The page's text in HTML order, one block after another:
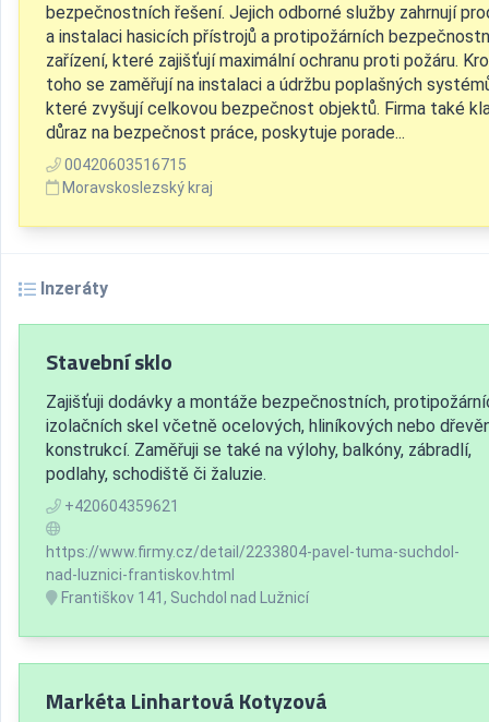
bezpečnostních řešení. Jejich odborné služby zahrnují
a instalaci hasicích přístrojů a protipožárních
zařízení, které zajišťují maximální ochranu proti požáru.
toho se zaměřují na instalaci a údržbu poplašných
které zvyšují celkovou bezpečnost objektů. Firma také
důraz na bezpečnost práce, poskytuje porade...
00420603516715
Moravskoslezský kraj
Inzeráty
Stavební sklo
Zajišťuji dodávky a montáže bezpečnostních,
izolačních skel včetně ocelových, hliníkových nebo
konstrukcí. Zaměřuji se také na výlohy, balkóny, zábradlí,
podlahy, schodiště či žaluzie.
+420604359621
https://www.firmy.cz/detail/2233804-pavel-tuma-suchdol-
nad-luznici-frantiskov.html
Františkov 141, Suchdol nad Lužnicí
Markéta Linhartová Kotyzová